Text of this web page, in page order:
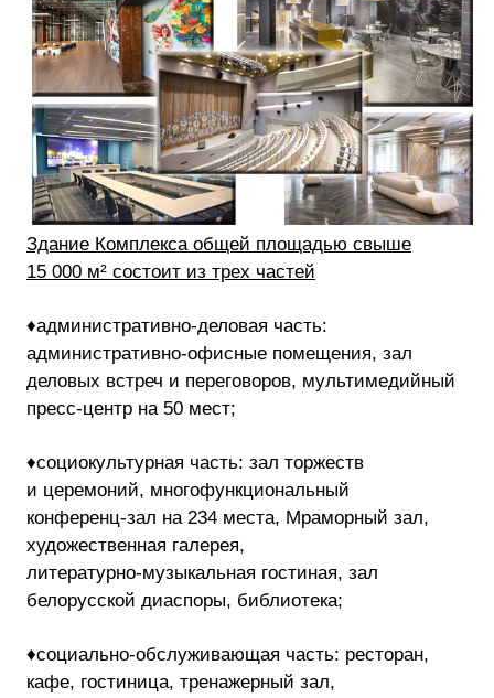
Здание Комплекса общей площадью свыше
15 000 м² состоит из трех частей
♦административно-деловая часть:
административно-офисные помещения, зал
деловых встреч и переговоров, мультимедийный
пресс-центр на 50 мест;
♦социокультурная часть: зал торжеств
и церемоний, многофункциональный
конференц-зал на 234 места, Мраморный зал,
художественная галерея,
литературно-музыкальная гостиная, зал
белорусской диаспоры, библиотека;
♦социально-обслуживающая часть: ресторан,
кафе, гостиница, тренажерный зал,